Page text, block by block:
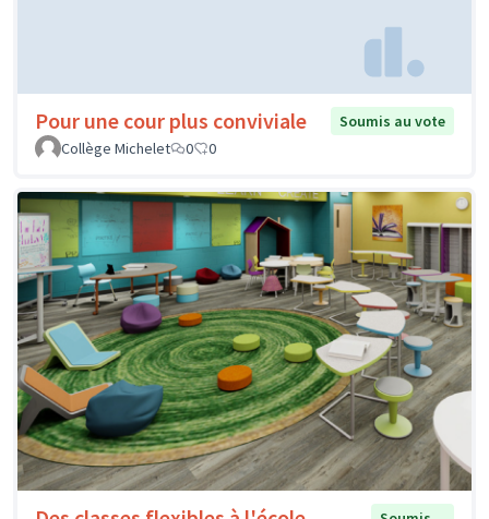
Pour une cour plus conviviale
Soumis au vote
Collège Michelet
0 0